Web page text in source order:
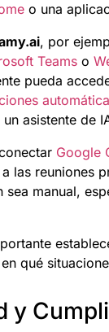
o una
, por
Teams o
pueda
asistente de
Google
las reuniones
sea manual,
qué
y